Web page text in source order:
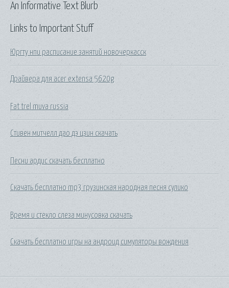
Links to Important Stuff
Юргту нпи расписание занятий новочеркасск
Драйвера для acer extensa 5620g
Fat trel muva russia
Стивен митчелл дао дэ цзин скачать
Песни ардис скачать бесплатно
Скачать бесплатно mp3 грузинская народная песня сулико
Время и стекло слеза минусовка скачать
Скачать бесплатно игры на андроид симуляторы вождения
An Informative Text Blurb